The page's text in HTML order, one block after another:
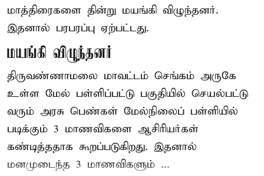
மாத்திரைகளை தின்று மயங்கி விழுந்தனர்.
இதனால் பரபரப்பு ஏற்பட்டது.
மயங்கி விழுந்தனர்
திருவண்ணாமலை மாவட்டம் செங்கம் அருகே
உள்ள மேல் பள்ளிப்பட்டு பகுதியில் செயல்பட்டு
வரும் அரசு பெண்கள் மேல்நிலைப் பள்ளியில்
படிக்கும் 3 மாணவிகளை ஆசிரியர்கள்
கண்டித்ததாக கூறப்படுகிறது. இதனால்
மனமுடைந்த 3 மாணவிகளும் ...